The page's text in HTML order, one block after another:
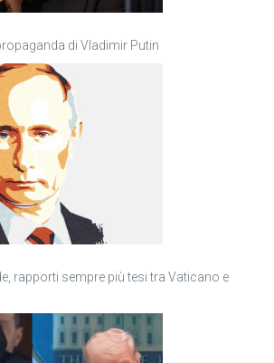
di Vladimir Putin
rapporti sempre più tesi tra Vaticano e